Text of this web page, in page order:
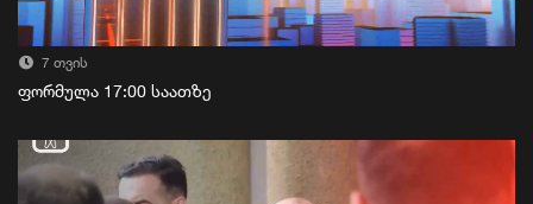
7 თვის
ფორმულა 17:00 საათზე